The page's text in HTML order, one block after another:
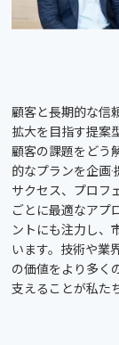
顧客と長期的な信
拡大を目指す提案
顧客の課題をどう
的なプランを企画
サクセス、プロフ
ごとに最適なアプ
ントにも注力し、
います。技術や業
の価値をより多く
支えることが私た